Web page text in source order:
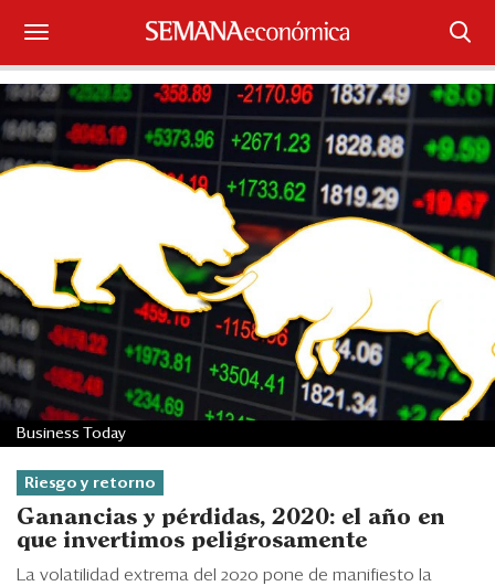
Suscríbase
Iniciar sesión
¿Qué está pasando?
Sectores y Empresas
Management
Economía y Finanzas
Legal y Política
Eventos
Blogs
Riesgo y retorno
Ganancias y pérdidas, 2020: el año en
que invertimos peligrosamente
La volatilidad extrema del 2020 pone de manifiesto la
Business Today